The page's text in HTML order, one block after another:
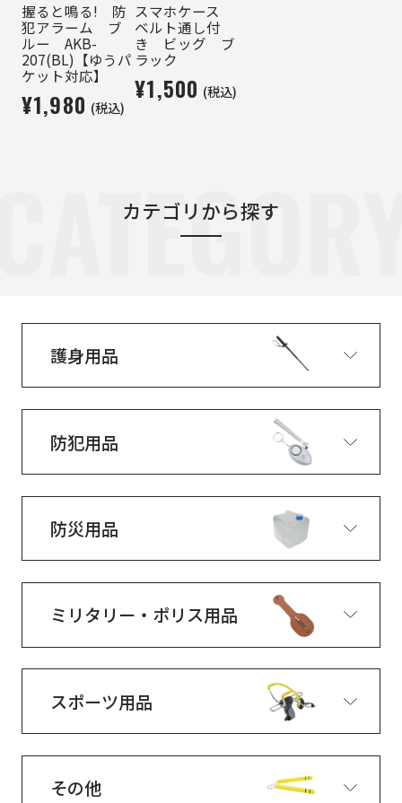
握ると鳴る! 防
犯アラーム ブ
ルー AKB-
207(BL)【ゆうパ
ケット対応】
¥1,980 (税込)
スマホケース
ベルト通し付
き ビッグ ブ
ラック
¥1,500 (税込)
カテゴリから探す
護身用品
防犯用品
防災用品
ミリタリー・ポリス用品
スポーツ用品
その他